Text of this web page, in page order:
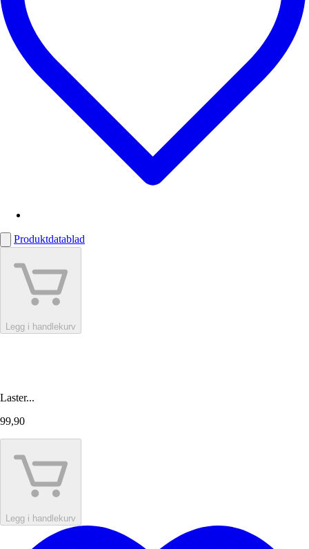
Produktdatablad
Legg i handlekurv
Laster...
99,90
Legg i handlekurv